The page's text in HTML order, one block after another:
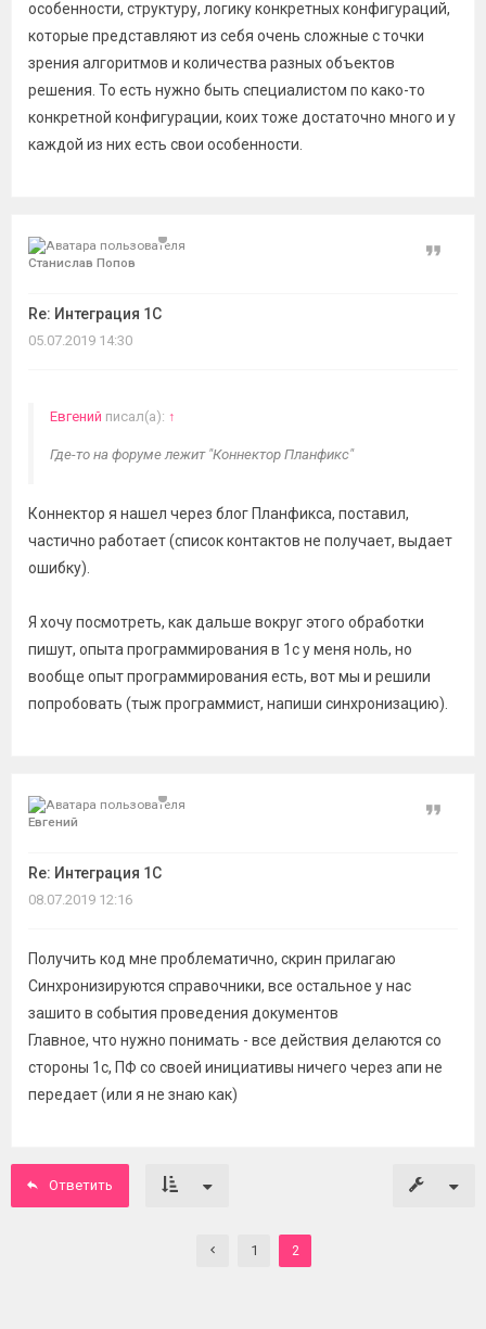
особенности, структуру, логику конкретных конфигураций,
которые представляют из себя очень сложные с точки
зрения алгоритмов и количества разных объектов
решения. То есть нужно быть специалистом по како-то
конкретной конфигурации, коих тоже достаточно много и у
каждой из них есть свои особенности.
Станислав Попов
Re: Интеграция 1С
Цитата
05.07.2019 14:30
Евгений писал(а): ↑
Где-то на форуме лежит "Коннектор Планфикс"
Коннектор я нашел через блог Планфикса, поставил,
частично работает (список контактов не получает, выдает
ошибку).
Я хочу посмотреть, как дальше вокруг этого обработки
пишут, опыта программирования в 1с у меня ноль, но
вообще опыт программирования есть, вот мы и решили
попробовать (тыж программист, напиши синхронизацию).
Евгений
Re: Интеграция 1С
Цитата
08.07.2019 12:16
Получить код мне проблематично, скрин прилагаю
Синхронизируются справочники, все остальное у нас
зашито в события проведения документов
Главное, что нужно понимать - все действия делаются со
стороны 1с, ПФ со своей инициативы ничего через апи не
передает (или я не знаю как)
Ответить
1 2